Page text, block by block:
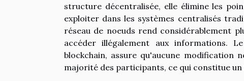
structure décentralisée, elle élimine les
exploiter dans les systèmes centralisés
réseau de noeuds rend considérablement
accéder illégalement aux informations.
blockchain, assure qu'aucune
majorité des participants, ce qui constitue